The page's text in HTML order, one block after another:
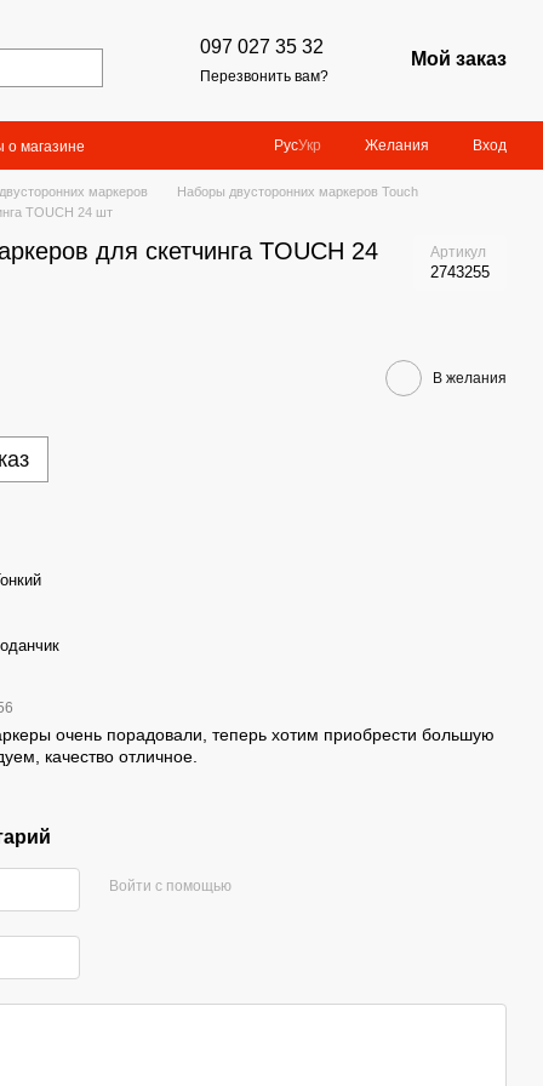
097 027 35 32
Перезвонить вам?
Мой заказ
о магазине РусУкр Желания Вход
маркеров
Наборы двусторонних маркеров Touch
TOUCH 24 шт
для скетчинга TOUCH 24 Артикул
2743255
В желания
очень порадовали, теперь хотим приобрести большую
качество отличное.
Войти с помощью